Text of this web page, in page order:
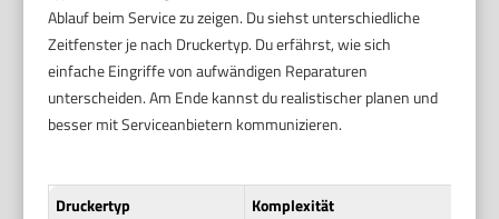
Ablauf beim Service zu zeigen. Du siehst unterschiedliche
Zeitfenster je nach Druckertyp. Du erfährst, wie sich
einfache Eingriffe von aufwändigen Reparaturen
unterscheiden. Am Ende kannst du realistischer planen und
besser mit Serviceanbietern kommunizieren.
Druckertyp Komplexität